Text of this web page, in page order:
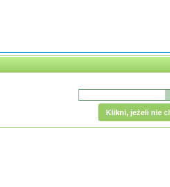
Klikni, jeżeli nie